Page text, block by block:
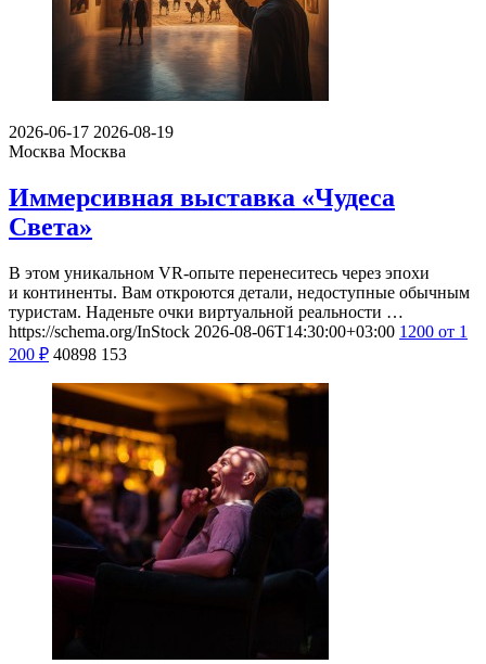
2026-06-17 2026-08-19
Москва Москва
Иммерсивная выставка «Чудеса
Света»
В этом уникальном VR-опыте перенеситесь через эпохи
и континенты. Вам откроются детали, недоступные обычным
туристам. Наденьте очки виртуальной реальности …
https://schema.org/InStock 2026-08-06T14:30:00+03:00 1200 от 1
200 ₽ 40898 153